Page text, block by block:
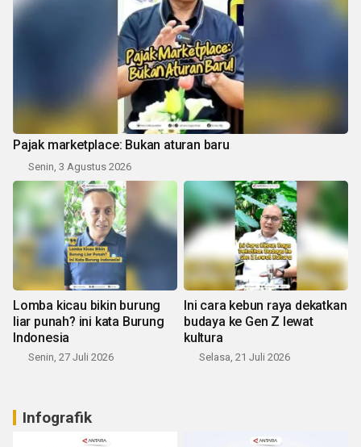
Pajak marketplace: Bukan aturan baru
Senin, 3 Agustus 2026
Lomba kicau bikin burung
liar punah? ini kata Burung
Indonesia
Senin, 27 Juli 2026
Ini cara kebun raya dekatkan
budaya ke Gen Z lewat
kultura
Selasa, 21 Juli 2026
Infografik